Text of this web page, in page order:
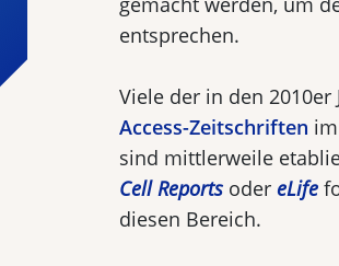
entsprechen.
Viele der in den
Access-Zeitschriften
sind mittlerweile
Cell Reports oder eLife
diesen Bereich.